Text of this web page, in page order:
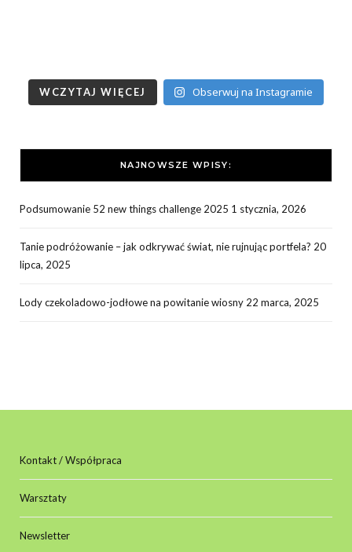
WCZYTAJ WIĘCEJ Obserwuj na Instagramie
NAJNOWSZE WPISY:
Podsumowanie 52 new things challenge 2025 1 stycznia, 2026
Tanie podróżowanie – jak odkrywać świat, nie rujnując portfela? 20
lipca, 2025
Lody czekoladowo-jodłowe na powitanie wiosny 22 marca, 2025
Kontakt / Współpraca
Warsztaty
Newsletter